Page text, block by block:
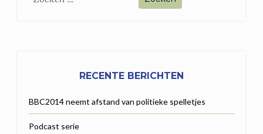
RECENTE BERICHTEN
BBC2014 neemt afstand van politieke spelletjes
Podcast serie